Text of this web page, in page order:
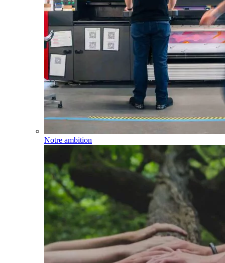
Notre ambition